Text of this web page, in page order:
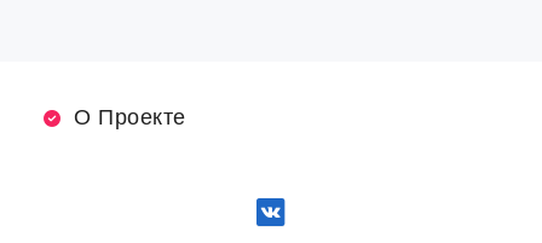
О Проекте